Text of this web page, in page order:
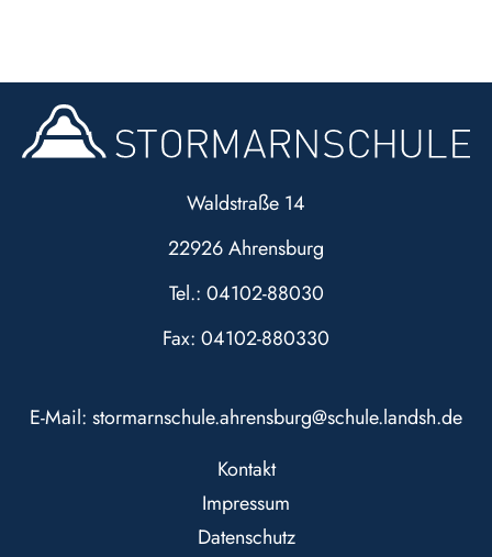
Waldstraße 14
22926 Ahrensburg
Tel.: 04102-88030
Fax: 04102-880330
E-Mail: stormarnschule.ahrensburg@schule.landsh.de
Kontakt
Impressum
Datenschutz